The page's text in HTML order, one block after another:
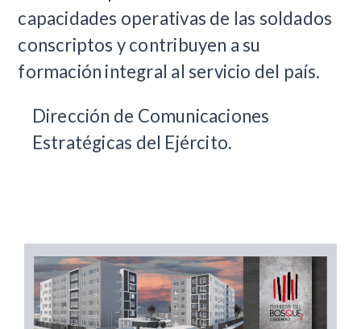
capacidades operativas de las soldados
conscriptos y contribuyen a su
formación integral al servicio del país.
Dirección de Comunicaciones
Estratégicas del Ejército.